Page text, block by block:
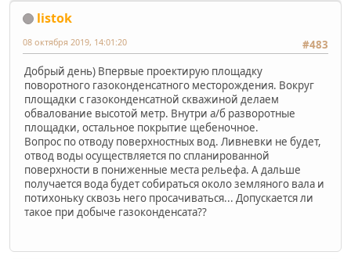
listok
#483
08 октября 2019, 14:01:20
Добрый день) Впервые проектирую площадку
поворотного газоконденсатного месторождения. Вокруг
площадки с газоконденсатной скважиной делаем
обвалование высотой метр. Внутри а/б разворотные
площадки, остальное покрытие щебеночное.
Вопрос по отводу поверхностных вод. Ливневки не будет,
отвод воды осуществляется по спланированной
поверхности в пониженные места рельефа. А дальше
получается вода будет собираться около земляного вала и
потихоньку сквозь него просачиваться... Допускается ли
такое при добыче газоконденсата??